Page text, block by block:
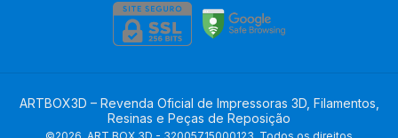
ARTBOX3D – Revenda Oficial de Impressoras 3D, Filamentos,
Resinas e Peças de Reposição